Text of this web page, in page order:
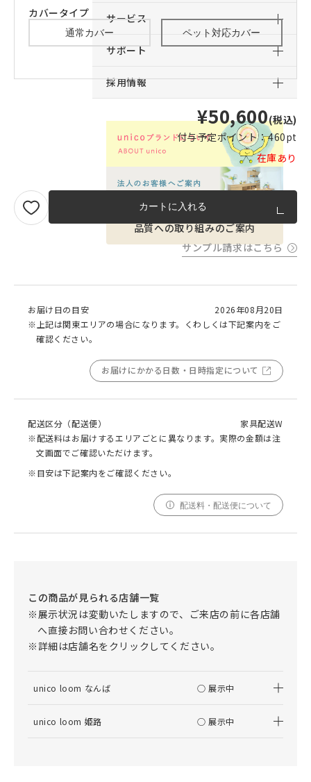
サービス
サポート
採用情報
品質への取り組みのご案内
カバータイプ
通常カバー ペット対応カバー
¥50,600(税込)
付与予定ポイント：460pt
在庫あり
カートに入れる
サンプル請求はこちら
お届け日の目安
2026年08月20日
※上記は関東エリアの場合になります。くわしくは下記案内をご
確認ください。
お届けにかかる日数・日時指定について
配送区分（配送便）
家具配送W
※配送料はお届けするエリアごとに異なります。実際の金額は注
文画面でご確認いただけます。
※目安は下記案内をご確認ください。
配送料・配送便について
この商品が見られる店舗一覧
※展示状況は変動いたしますので、ご来店の前に各店舗
へ直接お問い合わせください。
※詳細は店舗名をクリックしてください。
unico loom なんば ○ 展示中
unico loom 姫路 ○ 展示中